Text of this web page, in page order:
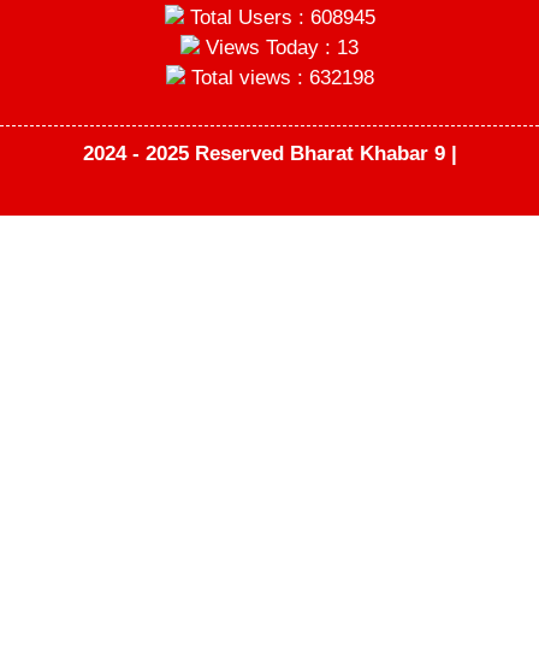
Total Users : 608945
Views Today : 13
Total views : 632198
2024 - 2025 Reserved Bharat Khabar 9 |